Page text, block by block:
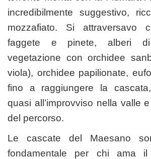
incredibilmente suggestivo,
mozzafiato. Si attraversavo
faggete e pinete, alberi
vegetazione con orchidee
viola), orchidee papilionate,
fino a raggiungere la
quasi all’improvviso nella valle
del percorso.
Le cascate del Maesano
fondamentale per chi ama